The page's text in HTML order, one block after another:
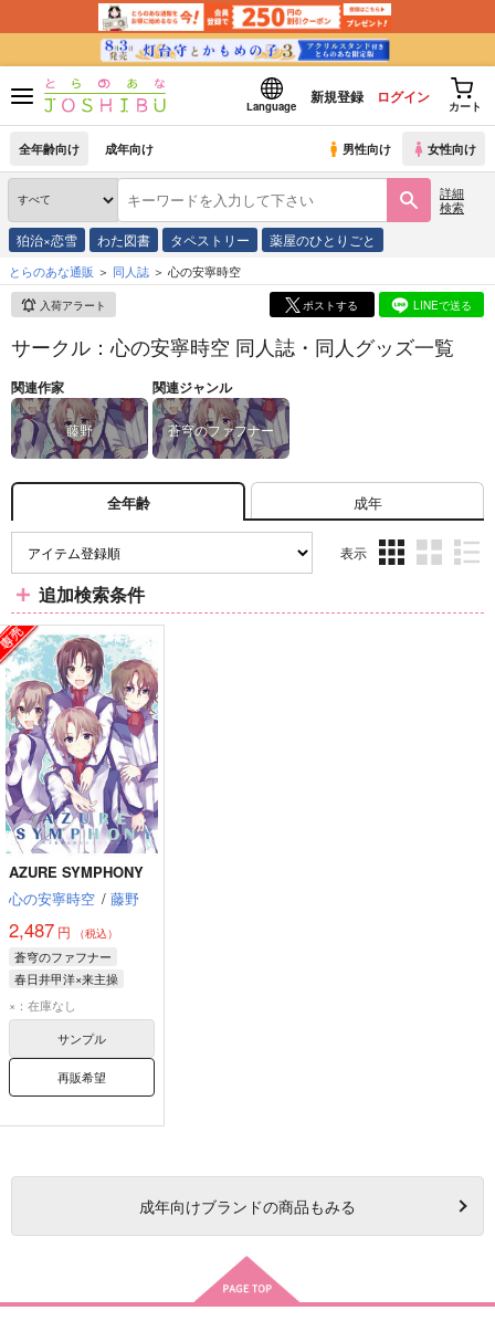
Language
新規登録 ログイン
カート
全年齢向け 成年向け 男性向け 女性向け
詳細
検索
狛治×恋雪 わた図書 タペストリー 薬屋のひとりごと
とらのあな通販 同人誌 心の安寧時空
入荷アラート ポストする LINEで送る
サークル：心の安寧時空 同人誌・同人グッズ一覧
関連作家
藤野
関連ジャンル
蒼穹のファフナー
全年齢 成年
表示
ム
ム
ム
追加検索条件
AZURE SYMPHONY
心の安寧時空 / 藤野
2,487 円 （税込）
蒼穹のファフナー
春日井甲洋×来主操
真壁一騎
来主操
×：在庫なし
サンプル
再販希望
成年向けブランドの商品もみる